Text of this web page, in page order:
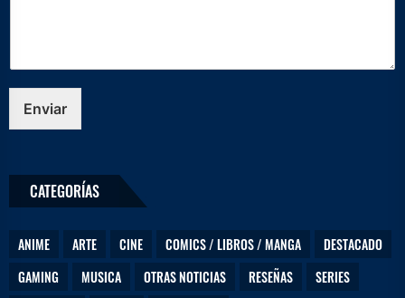
l
e
n
c
D
Enviar
CATEGORÍAS
ANIME ARTE CINE COMICS / LIBROS / MANGA
DESTACADO
GAMING
MUSICA OTRAS NOTICIAS RESEÑAS
SERIES